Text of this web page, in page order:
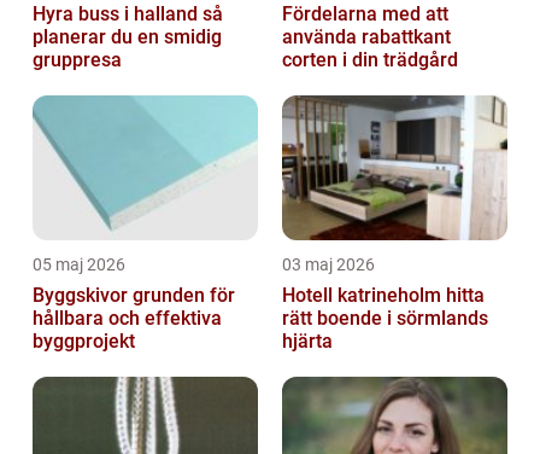
Hyra buss i halland så
planerar du en smidig
gruppresa
Fördelarna med att
använda rabattkant
corten i din trädgård
05 maj 2026
Byggskivor grunden för
hållbara och effektiva
byggprojekt
03 maj 2026
Hotell katrineholm hitta
rätt boende i sörmlands
hjärta